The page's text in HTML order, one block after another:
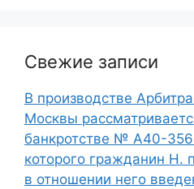
Свежие записи
В производстве
Москвы
банкротстве № А40-
которого гражданин Н.
в отношении него